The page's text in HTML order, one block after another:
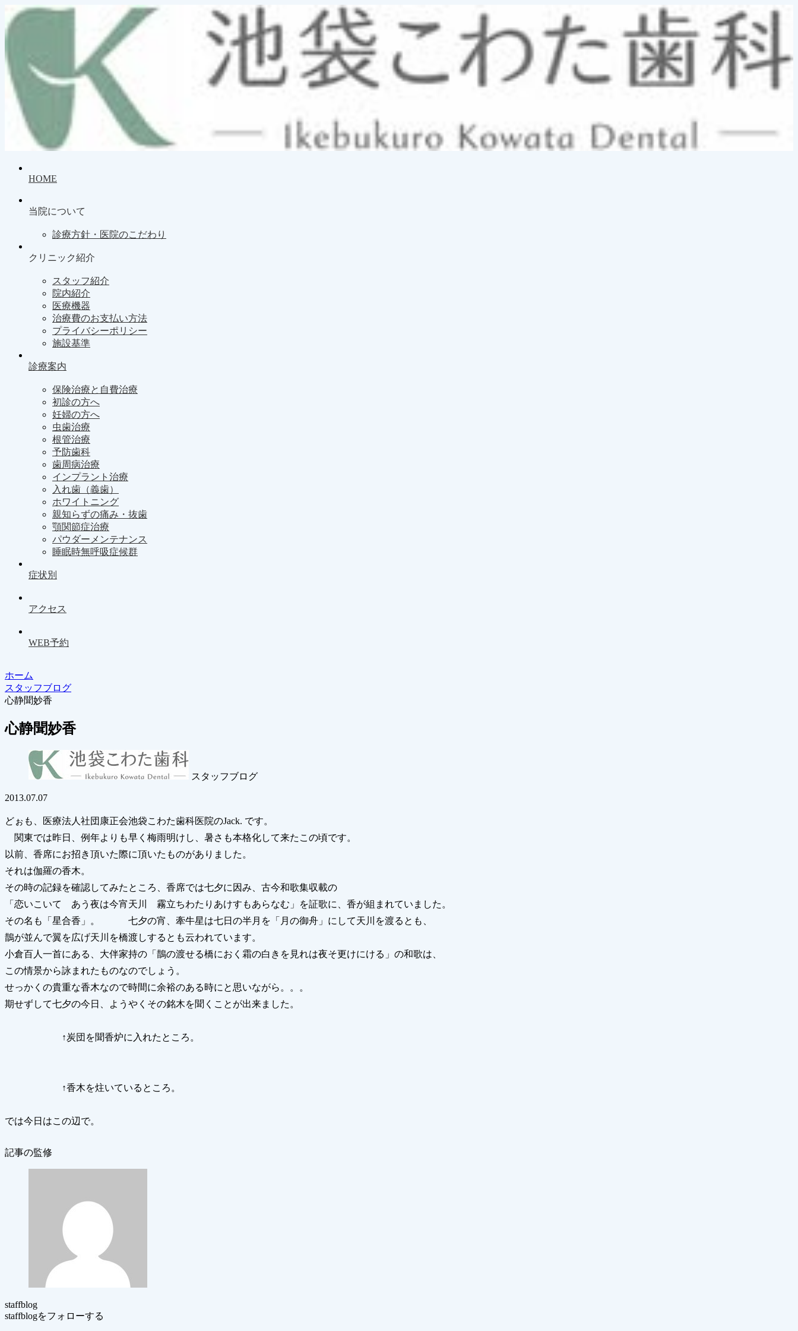
HOME
当院について
診療方針・医院のこだわり
クリニック紹介
スタッフ紹介
院内紹介
医療機器
治療費のお支払い方法
プライバシーポリシー
施設基準
診療案内
保険治療と自費治療
初診の方へ
妊婦の方へ
虫歯治療
根管治療
予防歯科
歯周病治療
インプラント治療
入れ歯（義歯）
ホワイトニング
親知らずの痛み・抜歯
顎関節症治療
パウダーメンテナンス
睡眠時無呼吸症候群
症状別
アクセス
WEB予約
ホーム
スタッフブログ
心静聞妙香
心静聞妙香
スタッフブログ
2013.07.07
どぉも、医療法人社団康正会池袋こわた歯科医院のJack. です。
関東では昨日、例年よりも早く梅雨明けし、暑さも本格化して来たこの頃です。
以前、香席にお招き頂いた際に頂いたものがありました。
それは伽羅の香木。
その時の記録を確認してみたところ、香席では七夕に因み、古今和歌集収載の
「恋いこいて あう夜は今宵天川 霧立ちわたりあけすもあらなむ」を証歌に、香が組まれていました。
その名も「星合香」。 七夕の宵、牽牛星は七日の半月を「月の御舟」にして天川を渡るとも、
鵲が並んで翼を広げ天川を橋渡しするとも云われています。
小倉百人一首にある、大伴家持の「鵲の渡せる橋におく霜の白きを見れは夜そ更けにける」の和歌は、
この情景から詠まれたものなのでしょう。
せっかくの貴重な香木なので時間に余裕のある時にと思いながら。。。
期せずして七夕の今日、ようやくその銘木を聞くことが出来ました。
↑炭団を聞香炉に入れたところ。
↑香木を炷いているところ。
では今日はこの辺で。
記事の監修
staffblog
staffblogをフォローする